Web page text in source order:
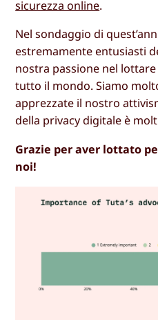
sicurezza online.
Nel sondaggio di
estremamente entusiasti
nostra passione nel
tutto il mondo. Siamo
apprezzate il nostro
della privacy digitale è
Grazie per aver lottato
noi!